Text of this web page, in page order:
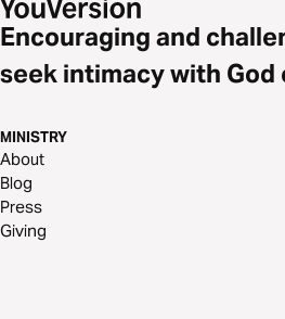
Encouraging and
seek intimacy with God
MINISTRY
About
Blog
Press
Giving